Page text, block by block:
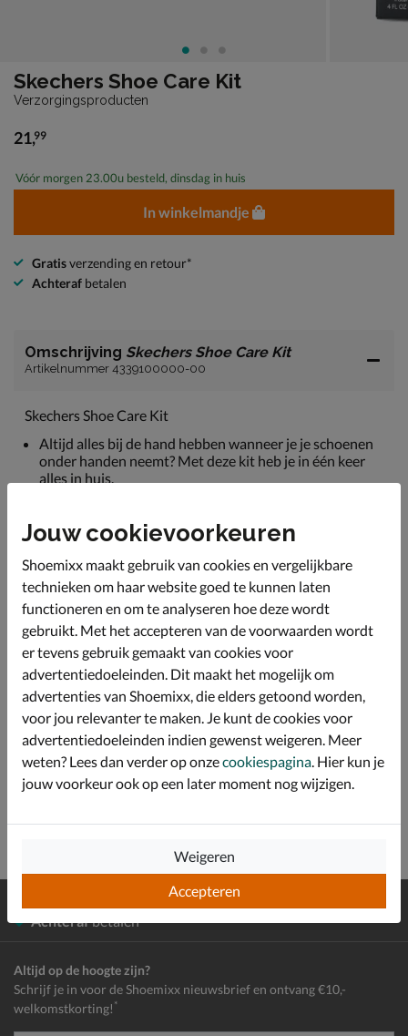
Skechers Shoe Care Kit
Verzorgingsproducten
€ 21,99
21,99
Vóór morgen 23.00u besteld, dinsdag in huis
In winkelmandje
Gratisverzending en retour*
Achteraf betalen
Omschrijving Skechers Shoe Care Kit
Artikelnummer 4339100000-00
Skechers Shoe Care Kit
Altijd alles bij de hand hebben wanneer je je schoenen
onder handen neemt? Met deze kit heb je in één keer
alles in huis.
Proofer en een borstel.
Specificaties
Over Skechers
Bekijk meer
Kids Schoenen Verzorging en accessoires
Verzorgingsproducten
verzending en retour*
Achterafbetalen
Altijd op de hoogte zijn?
Schrijf je in voor de Shoemixx nieuwsbrief en ontvang €10,-
welkomstkorting! *
Jouw cookievoorkeuren
Shoemixx maakt gebruik van cookies en vergelijkbare
technieken om haar website goed te kunnen laten
functioneren en om te analyseren hoe deze wordt
gebruikt. Met het accepteren van de voorwaarden wordt
er tevens gebruik gemaakt van cookies voor
advertentiedoeleinden. Dit maakt het mogelijk om
advertenties van Shoemixx, die elders getoond worden,
voor jou relevanter te maken. Je kunt de cookies voor
advertentiedoeleinden indien gewenst weigeren. Meer
weten? Lees dan verder op onzecookiespagina . Hier kun je
jouw voorkeur ook op een later moment nog wijzigen.
Accepteren
Weigeren